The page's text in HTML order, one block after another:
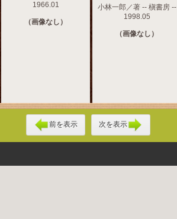
1966.01
（画像なし）
小林一郎／著 -- 槇書房 --
1998.05
（画像なし）
前を表示 次を表示